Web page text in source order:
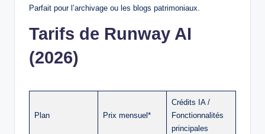
Parfait pour l’archivage ou les blogs patrimoniaux.
Tarifs de Runway AI
(2026)
Plan Prix mensuel*
Crédits IA /
Fonctionnalités
principales